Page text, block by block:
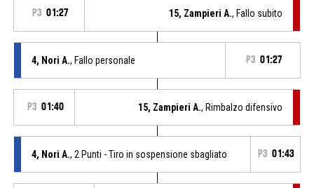
P3 01:27 15, Zampieri A., Fallo subito
4, Nori A., Fallo personale P3 01:27
P3 01:40 15, Zampieri A., Rimbalzo difensivo
4, Nori A., 2 Punti - Tiro in sospensione sbagliato P3 01:43